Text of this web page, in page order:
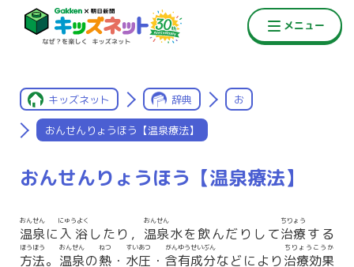
キッズネット 辞典 お
おんせんりょうほう【温泉療法】
おんせんりょうほう【温泉療法】
温泉
おんせん
に入浴
にゅうよく
したり， 温泉
おんせん
水を飲んだりして治療
ちりょう
する
方法
ほうほう
。 温泉
おんせん
の熱
ねつ
・ 水圧
すいあつ
・ 含有成分
がんゆうせいぶん
などにより治療効果
ちりょうこうか